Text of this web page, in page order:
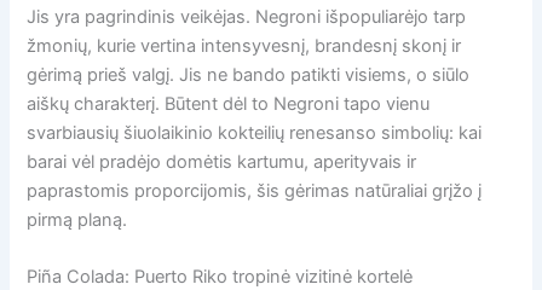
Jis yra pagrindinis veikėjas. Negroni išpopuliarėjo tarp
žmonių, kurie vertina intensyvesnį, brandesnį skonį ir
gėrimą prieš valgį. Jis ne bando patikti visiems, o siūlo
aiškų charakterį. Būtent dėl to Negroni tapo vienu
svarbiausių šiuolaikinio kokteilių renesanso simbolių: kai
barai vėl pradėjo domėtis kartumu, aperityvais ir
paprastomis proporcijomis, šis gėrimas natūraliai grįžo į
pirmą planą.
Piña Colada: Puerto Riko tropinė vizitinė kortelė